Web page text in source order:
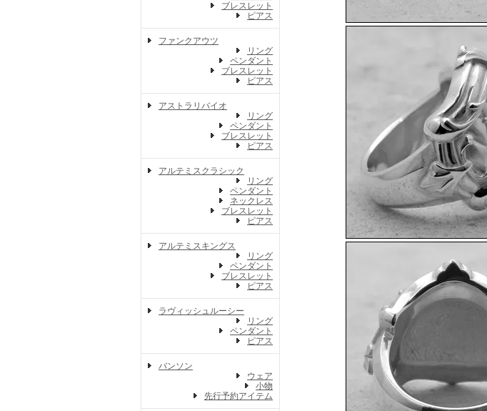
ブレスレット
ピアス
ファンクアウツ
リング
ペンダント
ブレスレット
ピアス
アストラリバイオ
リング
ペンダント
ブレスレット
ピアス
アルテミスクラシック
リング
ペンダント
ネックレス
ブレスレット
ピアス
アルテミスキングス
リング
ペンダント
ブレスレット
ピアス
ラヴィッシュルーシー
リング
ペンダント
ピアス
バンソン
ウェア
小物
先行予約アイテム